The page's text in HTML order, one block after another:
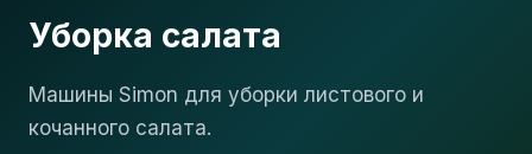
Уборка салата
Машины Simon для уборки листового и
кочанного салата.